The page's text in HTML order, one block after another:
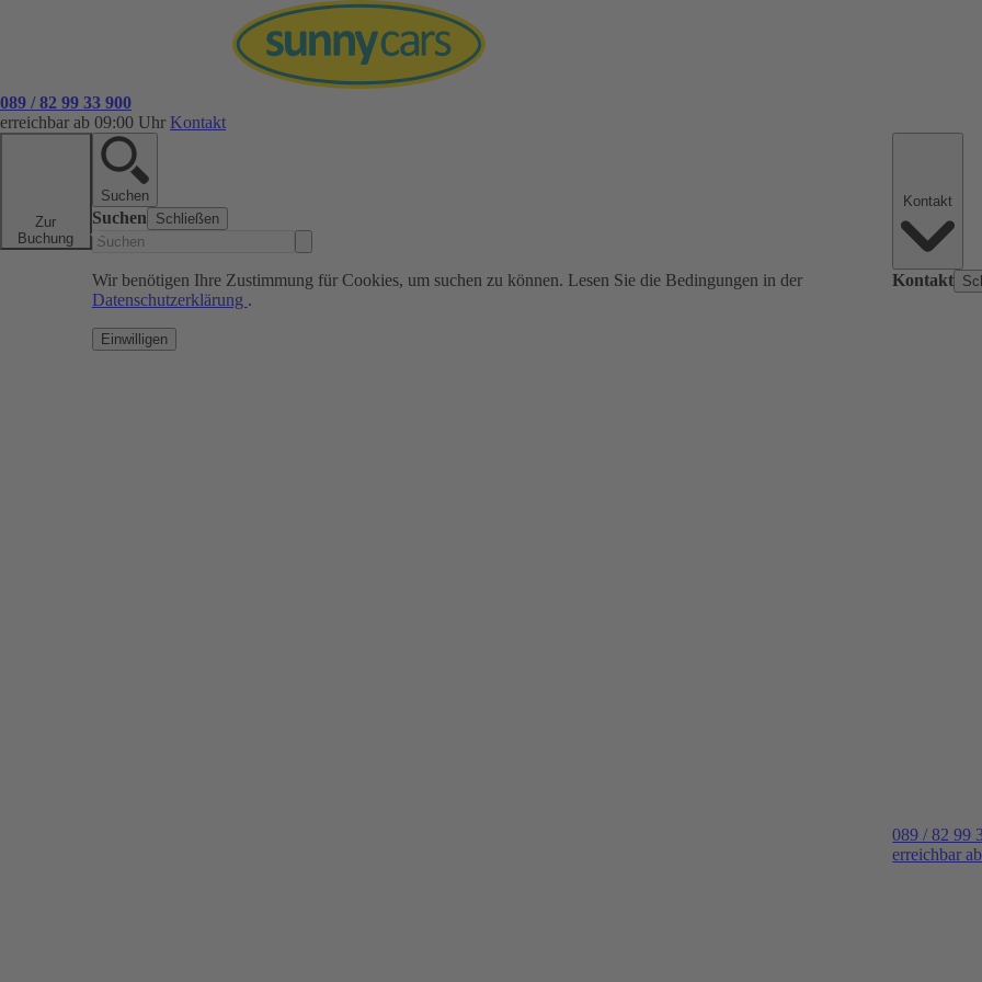
089 / 82 99 33 900
erreichbar ab 09:00 Uhr Kontakt
Zur
Buchung
Suchen
Suchen Schließen
Wir benötigen Ihre Zustimmung für Cookies, um suchen zu können. Lesen Sie die Bedingungen in der
Datenschutzerklärung .
Einwilligen
Kontakt
089 / 82 99
erreichbar